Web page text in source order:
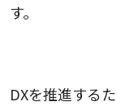
す。
DXを推進する